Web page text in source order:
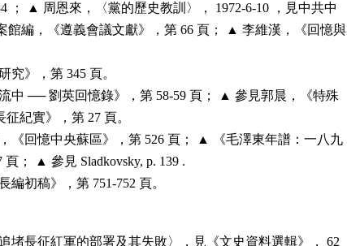
； ▲ 周恩來，〈黨的歷史教訓〉， 1972-6-10 ，見中共中
館編，《遵義會議文獻》，第 66 頁； ▲ 李維漢，《回憶與
究》，第 345 頁。
中 ── 劉英回憶錄》，第 58-59 頁； ▲ 參見郭晨，《特殊
紀實》，第 27 頁。
《回憶中央蘇區》，第 526 頁； ▲ 《毛澤東年譜：一八九
； ▲ 參見 Sladkovsky, p. 139 .
編初稿》，第 751-752 頁。
堵長征紅軍的部署及其失敗〉，見《文史資料選輯》， 62